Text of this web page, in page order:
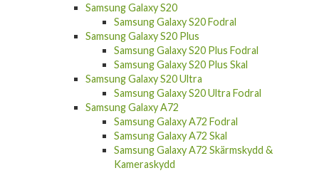
Samsung Galaxy S20
Samsung Galaxy S20 Fodral
Samsung Galaxy S20 Plus
Samsung Galaxy S20 Plus Fodral
Samsung Galaxy S20 Plus Skal
Samsung Galaxy S20 Ultra
Samsung Galaxy S20 Ultra Fodral
Samsung Galaxy A72
Samsung Galaxy A72 Fodral
Samsung Galaxy A72 Skal
Samsung Galaxy A72 Skärmskydd &
Kameraskydd